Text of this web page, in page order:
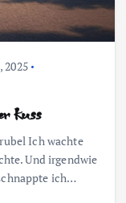
2025
Kuss
Ich wachte
Und irgendwie
ich…